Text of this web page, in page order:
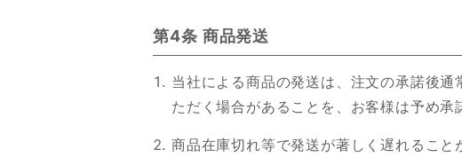
第4条 商品発送
当社による商品の発送は、注文の承諾後
ただく場合があることを、お客様は予め承
商品在庫切れ等で発送が著しく遅れること